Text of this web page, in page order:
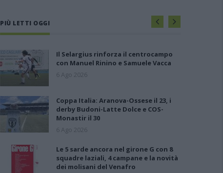
PIÙ LETTI OGGI
Il Selargius rinforza il centrocampo
con Manuel Rinino e Samuele Vacca
6 Ago 2026
Coppa Italia: Aranova-Ossese il 23, i
derby Budoni-Latte Dolce e COS-
Monastir il 30
6 Ago 2026
Le 5 sarde ancora nel girone G con 8
squadre laziali, 4 campane e la novità
dei molisani del Venafro